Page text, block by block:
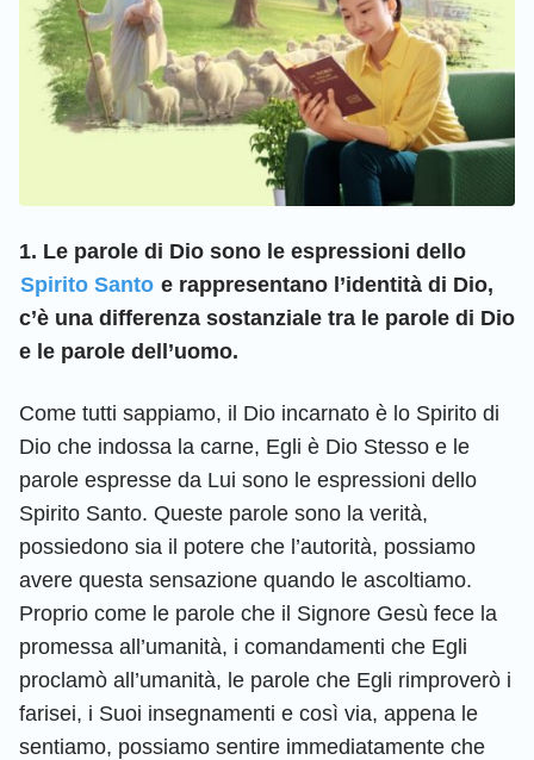
1. Le parole di Dio sono le espressioni dello
Spirito Santo e rappresentano l’identità di Dio,
c’è una differenza sostanziale tra le parole di Dio
e le parole dell’uomo.
Come tutti sappiamo, il Dio incarnato è lo Spirito di
Dio che indossa la carne, Egli è Dio Stesso e le
parole espresse da Lui sono le espressioni dello
Spirito Santo. Queste parole sono la verità,
possiedono sia il potere che l’autorità, possiamo
avere questa sensazione quando le ascoltiamo.
Proprio come le parole che il Signore Gesù fece la
promessa all’umanità, i comandamenti che Egli
proclamò all’umanità, le parole che Egli rimproverò i
farisei, i Suoi insegnamenti e così via, appena le
sentiamo, possiamo sentire immediatamente che